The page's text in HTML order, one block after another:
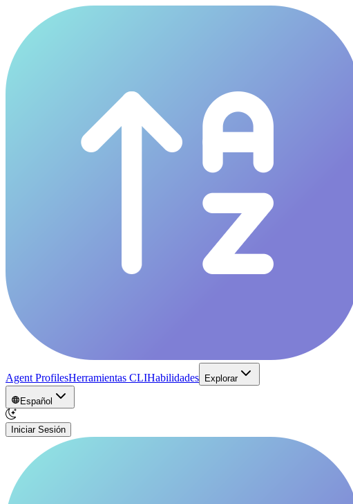
Agent ProfilesHerramientas CLIHabilidades Explorar
Español
Iniciar Sesión